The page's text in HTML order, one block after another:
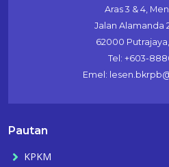
Aras 3 & 4,
Jalan Alamanda
62000
Tel: +603-
Emel:
Pautan
KPKM